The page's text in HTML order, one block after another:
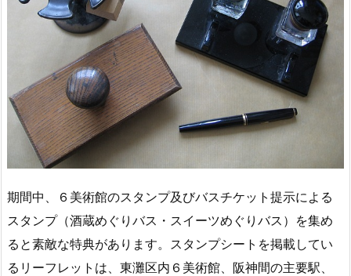
期間中、６美術館のスタンプ及びバスチケット提示による
スタンプ（酒蔵めぐりバス・スイーツめぐりバス）を集め
ると素敵な特典があります。スタンプシートを掲載してい
るリーフレットは、東灘区内６美術館、阪神間の主要駅、